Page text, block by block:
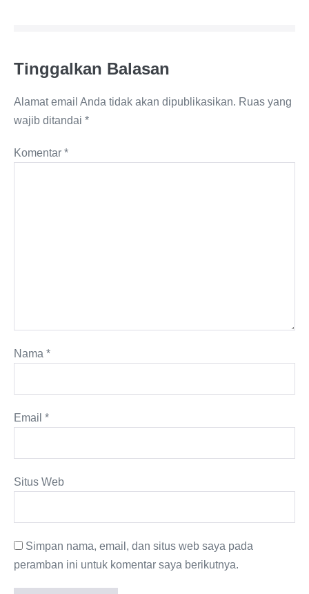
Tinggalkan Balasan
Alamat email Anda tidak akan dipublikasikan. Ruas yang
wajib ditandai *
Komentar *
Nama *
Email *
Situs Web
Simpan nama, email, dan situs web saya pada
peramban ini untuk komentar saya berikutnya.